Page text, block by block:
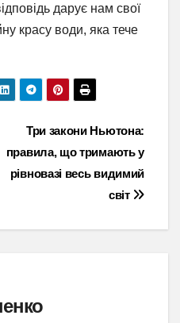
дарує нам свої
красу води, яка тече
Три закони Ньютона:
правила, що тримають у
рівновазі весь видимий
світ